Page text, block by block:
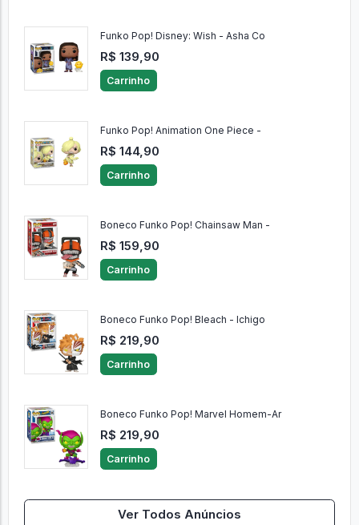
Funko Pop! Disney: Wish - Asha Co
R$ 139,90
Carrinho
Funko Pop! Animation One Piece -
R$ 144,90
Carrinho
Boneco Funko Pop! Chainsaw Man -
R$ 159,90
Carrinho
Boneco Funko Pop! Bleach - Ichigo
R$ 219,90
Carrinho
Boneco Funko Pop! Marvel Homem-Ar
R$ 219,90
Carrinho
Ver Todos Anúncios